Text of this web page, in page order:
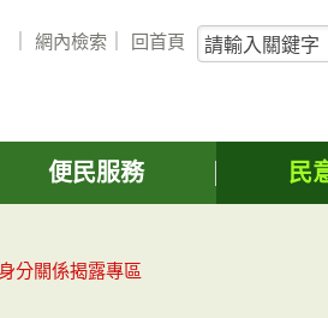
｜網內檢索 回首頁
關
鍵
詢
便民服務 民
分關係揭露專區